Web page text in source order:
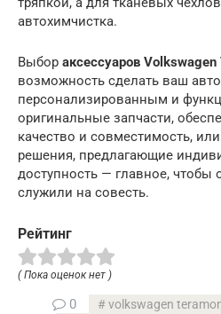
автохимчистка.
Выбор аксессуаров Volkswagen
возможность сделать ваш
персонализированным и
оригинальные запчасти,
качество и совместимость,
решения, предлагающие
доступность — главное, чтобы
служили на совесть.
Рейтинг
( Пока оценок нет )
0 volkswagen